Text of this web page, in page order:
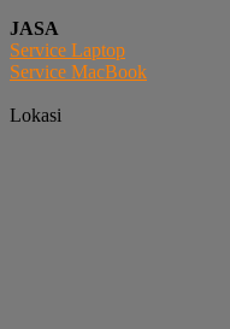
JASA
Service Laptop
Service MacBook
Lokasi